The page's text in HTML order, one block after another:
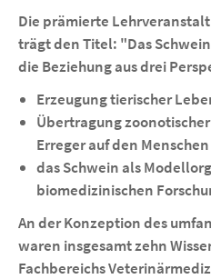
Die prämierte
trägt den Titel: "Das
die Beziehung aus drei
Erzeugung tierischer
Übertragung
Erreger auf den
das Schwein als
biomedizinischen
An der Konzeption des
waren insgesamt zehn
Fachbereichs